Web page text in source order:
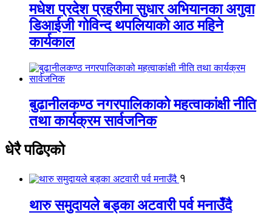
मधेश प्रदेश प्रहरीमा सुधार अभियानका अगुवा
डिआईजी गोविन्द थपलियाको आठ महिने
कार्यकाल
बुढानीलकण्ठ नगरपालिकाको महत्वाकांक्षी नीति
तथा कार्यक्रम सार्वजनिक
धेरै पढिएको
१
थारु समुदायले बड्का अटवारी पर्व मनाउँदै